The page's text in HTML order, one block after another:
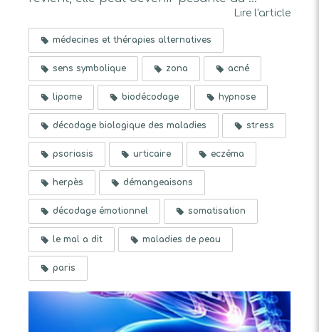
Lire l'article
médecines et thérapies alternatives
sens symbolique zona acné
lipome biodécodage hypnose
décodage biologique des maladies stress
psoriasis urticaire eczéma
herpès démangeaisons
décodage émotionnel somatisation
le mal a dit maladies de peau
paris